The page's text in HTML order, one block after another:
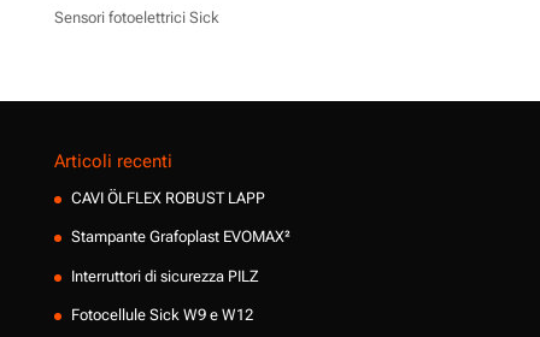
Sensori fotoelettrici Sick
Articoli recenti
CAVI ÖLFLEX ROBUST LAPP
Stampante Grafoplast EVOMAX²
Interruttori di sicurezza PILZ
Fotocellule Sick W9 e W12